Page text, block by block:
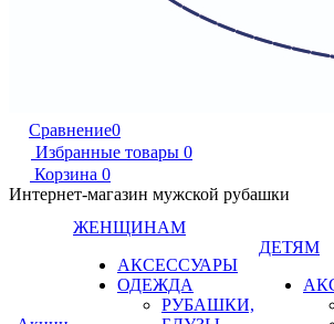
Сравнение0
Избранные товары 0
Корзина 0
Интернет-магазин мужской рубашки
ЖЕНЩИНАМ
АКСЕССУАРЫ
ОДЕЖДА
РУБАШКИ,
ДЕТЯМ